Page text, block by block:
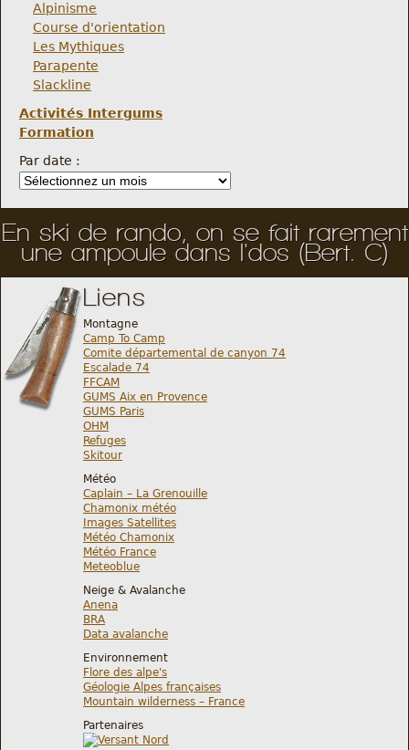
Alpinisme
Course d'orientation
Les Mythiques
Parapente
Slackline
Activités Intergums
Formation
Par date :
En ski de rando, on se fait rarement
une ampoule dans l'dos (Bert. C)
Liens
Montagne
Camp To Camp
Comite départemental de canyon 74
Escalade 74
FFCAM
GUMS Aix en Provence
GUMS Paris
OHM
Refuges
Skitour
Météo
Caplain – La Grenouille
Chamonix météo
Images Satellites
Météo Chamonix
Météo France
Meteoblue
Neige & Avalanche
Anena
BRA
Data avalanche
Environnement
Flore des alpe's
Géologie Alpes françaises
Mountain wilderness – France
Partenaires